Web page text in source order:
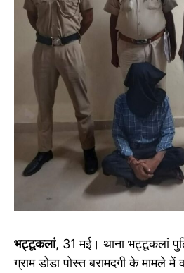
भट्टूकलां, 31 मई। थाना भट्टूकलां
ग्राम डोडा पोस्त बरामदगी के मामले में